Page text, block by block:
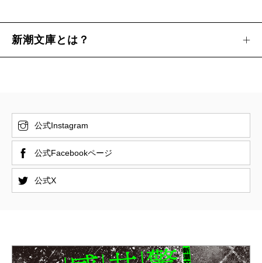
新潮文庫とは？
公式Instagram
公式Facebookページ
公式X